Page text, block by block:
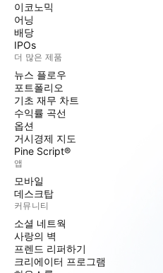
이코노믹
어닝
배당
IPOs
더 많은 제품
뉴스 플로우
포트폴리오
기초 재무 차트
수익률 곡선
옵션
거시경제 지도
Pine Script®
앱
모바일
데스크탑
커뮤니티
소셜 네트웍
사랑의 벽
프렌드 리퍼하기
크리에이터 프로그램